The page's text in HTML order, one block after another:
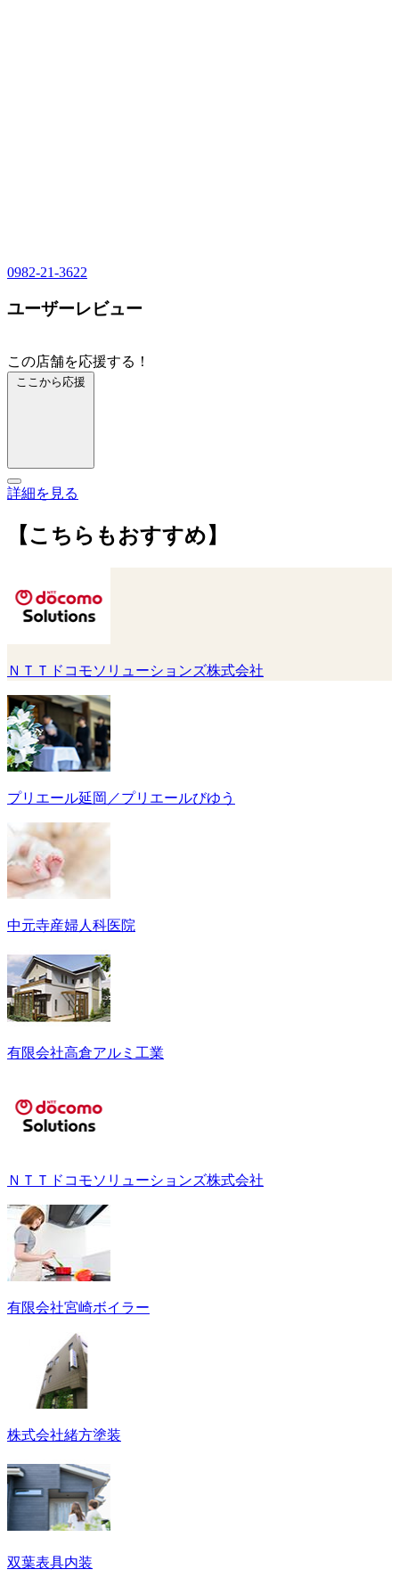
0982-21-3622
ユーザーレビュー
この店舗を応援する！
ここから応援
詳細を見る
【こちらもおすすめ】
ＮＴＴドコモソリューションズ株式会社
プリエール延岡／プリエールびゆう
中元寺産婦人科医院
有限会社高倉アルミ工業
ＮＴＴドコモソリューションズ株式会社
有限会社宮崎ボイラー
株式会社緒方塗装
双葉表具内装